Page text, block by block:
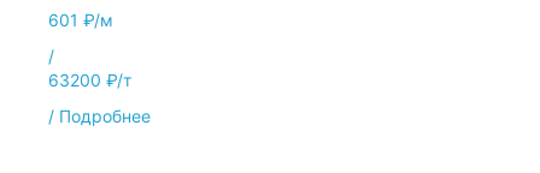
601 ₽/м
/
63200 ₽/т
/ Подробнее